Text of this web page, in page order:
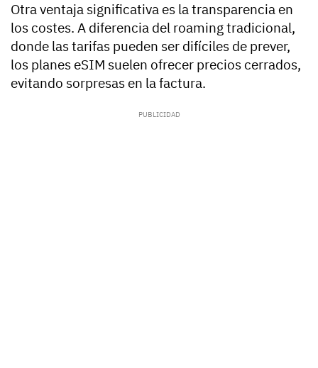
Otra ventaja significativa es la transparencia en
los costes. A diferencia del roaming tradicional,
donde las tarifas pueden ser difíciles de prever,
los planes eSIM suelen ofrecer precios cerrados,
evitando sorpresas en la factura.